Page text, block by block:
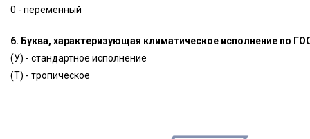
0 - переменный
6. Буква, характеризующая климатическое исполнение по
(У) - стандартное исполнение
(Т) - тропическое